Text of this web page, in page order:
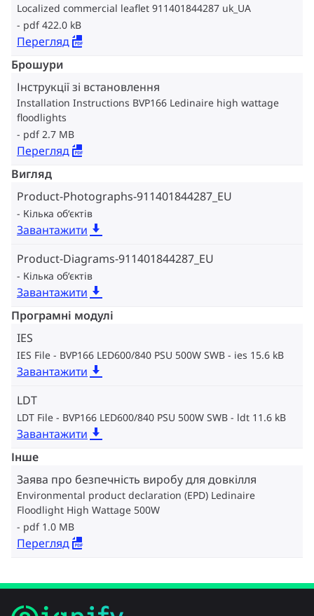
Localized commercial leaflet 911401844287 uk_UA
pdf 422.0 kB
Перегляд
Брошури
Інструкції зі встановлення
Installation Instructions BVP166 Ledinaire high wattage
floodlights
pdf 2.7 MB
Перегляд
Вигляд
Product-Photographs-911401844287_EU
Кілька об‘єктів
Завантажити
Product-Diagrams-911401844287_EU
Кілька об‘єктів
Завантажити
Програмні модулі
IES
IES File - BVP166 LED600/840 PSU 500W SWB ies 15.6 kB
Завантажити
LDT
LDT File - BVP166 LED600/840 PSU 500W SWB ldt 11.6 kB
Завантажити
Інше
Заява про безпечність виробу для довкілля
Environmental product declaration (EPD) Ledinaire
Floodlight High Wattage 500W
pdf 1.0 MB
Перегляд